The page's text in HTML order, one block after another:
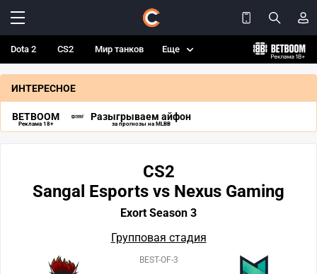
Dota 2 CS2 Мир танков Еще
ИНТЕРЕСНОЕ
BETBOOM
Реклама 18+
Разыгрываем айфон
за прогнозы на MLBB
CS2
Sangal Esports vs Nexus Gaming
Exort Season 3
Групповая стадия
BEST-OF-3